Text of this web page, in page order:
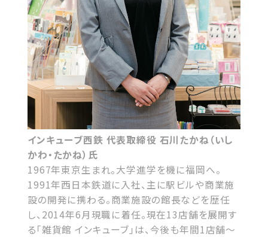
インキューブ西鉄 代表取締役 石川たかね（いし
かわ・たかね）氏
1967年東京生まれ。大学進学を機に福岡へ。
1991年西日本鉄道に入社、主に駅ビルや商業施
設の開発に携わる。商業施設の館長などを歴任
し、2014年6月現職に着任。現在13店舗を展開す
る｢雑貨館 インキューブ｣は、今後も年間1店舗～